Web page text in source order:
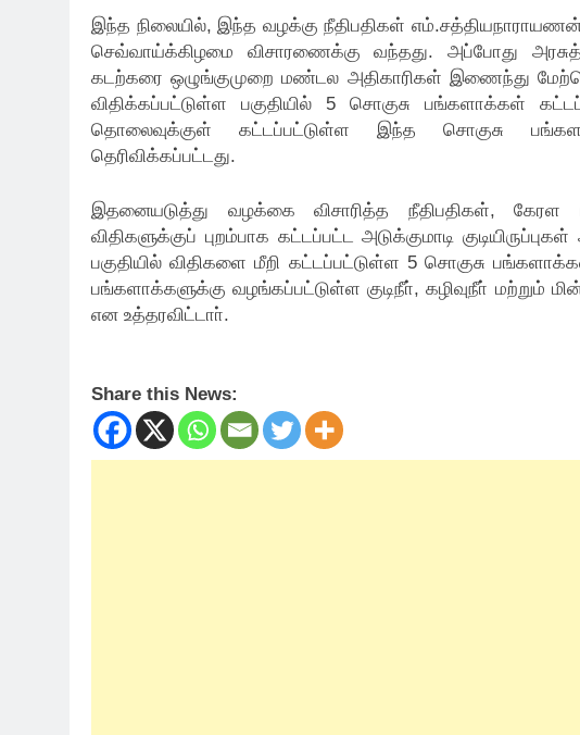
இந்த நிலையில், இந்த வழக்கு நீதிபதிகள்
செவ்வாய்க்கிழமை விசாரணைக்கு வந்தது. அப்போது அரசுத்
கடற்கரை ஒழுங்குமுறை மண்டல அதிகாரிகள் இணைந்து
விதிக்கப்பட்டுள்ள பகுதியில் 5 சொகுசு பங்களாக்கள்
தொலைவுக்குள் கட்டப்பட்டுள்ள இந்த சொகுசு
தெரிவிக்கப்பட்டது.
இதனையடுத்து வழக்கை விசாரித்த நீதிபதிகள், கேரள
விதிகளுக்குப் புறம்பாக கட்டப்பட்ட அடுக்குமாடி
பகுதியில் விதிகளை மீறி கட்டப்பட்டுள்ள 5 சொகுசு
பங்களாக்களுக்கு வழங்கப்பட்டுள்ள குடிநீா், கழிவுநீா்
என உத்தரவிட்டாா்.
Share this News: